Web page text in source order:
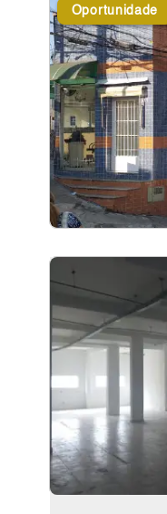
Oportunidade